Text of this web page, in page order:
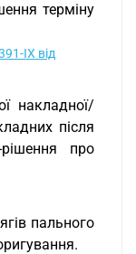
терміну
IX від
накладної/
після
про
пального